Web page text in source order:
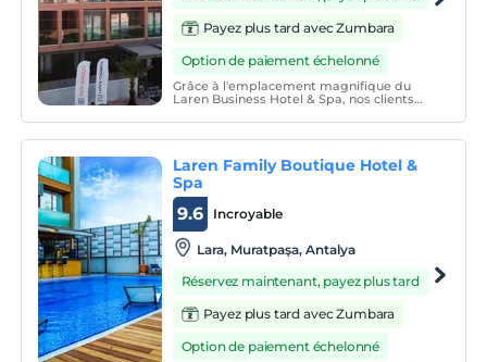
Payez plus tard avec Zumbara
Option de paiement échelonné
Grâce à l'emplacement magnifique du
Laren Business Hotel & Spa, nos clients
commodités de la ville.
Laren Family Boutique Hotel &
Spa
Incroyable
9.6
Lara, Muratpaşa, Antalya
Réservez maintenant, payez plus tard
Payez plus tard avec Zumbara
Option de paiement échelonné